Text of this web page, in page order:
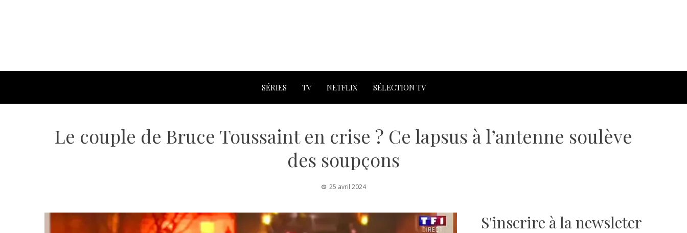
SÉRIES TV NETFLIX SÉLECTION TV
Le couple de Bruce Toussaint en crise ? Ce lapsus à l’antenne soulève
des soupçons
25 avril 2024
S'inscrire à la newsleter